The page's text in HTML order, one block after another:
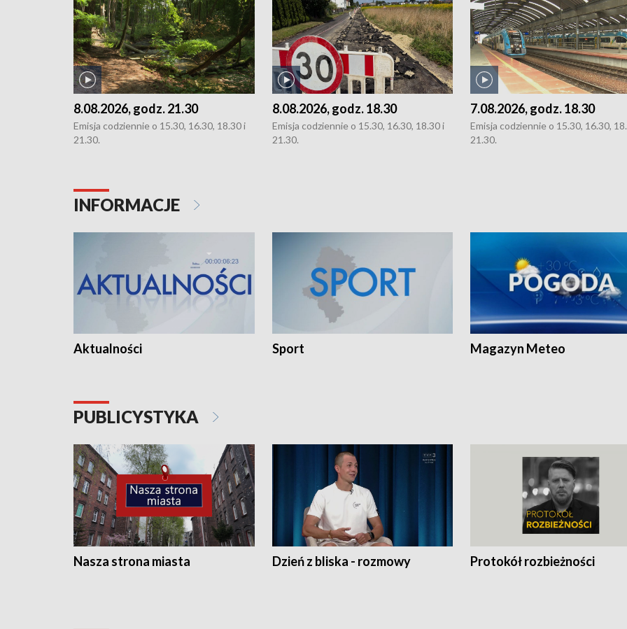
8.08.2026, godz. 21.30
Emisja codziennie o 15.30, 16.30, 18.30 i
21.30.
8.08.2026, godz. 18.30
Emisja codziennie o 15.30, 16.30, 18.30 i
21.30.
7.08.2026, godz. 18.30
Emisja codziennie o 15.30, 16.30,
21.30.
INFORMACJE
Aktualności Sport Magazyn Meteo
PUBLICYSTYKA
Nasza strona miasta Dzień z bliska - rozmowy Protokół rozbieżności